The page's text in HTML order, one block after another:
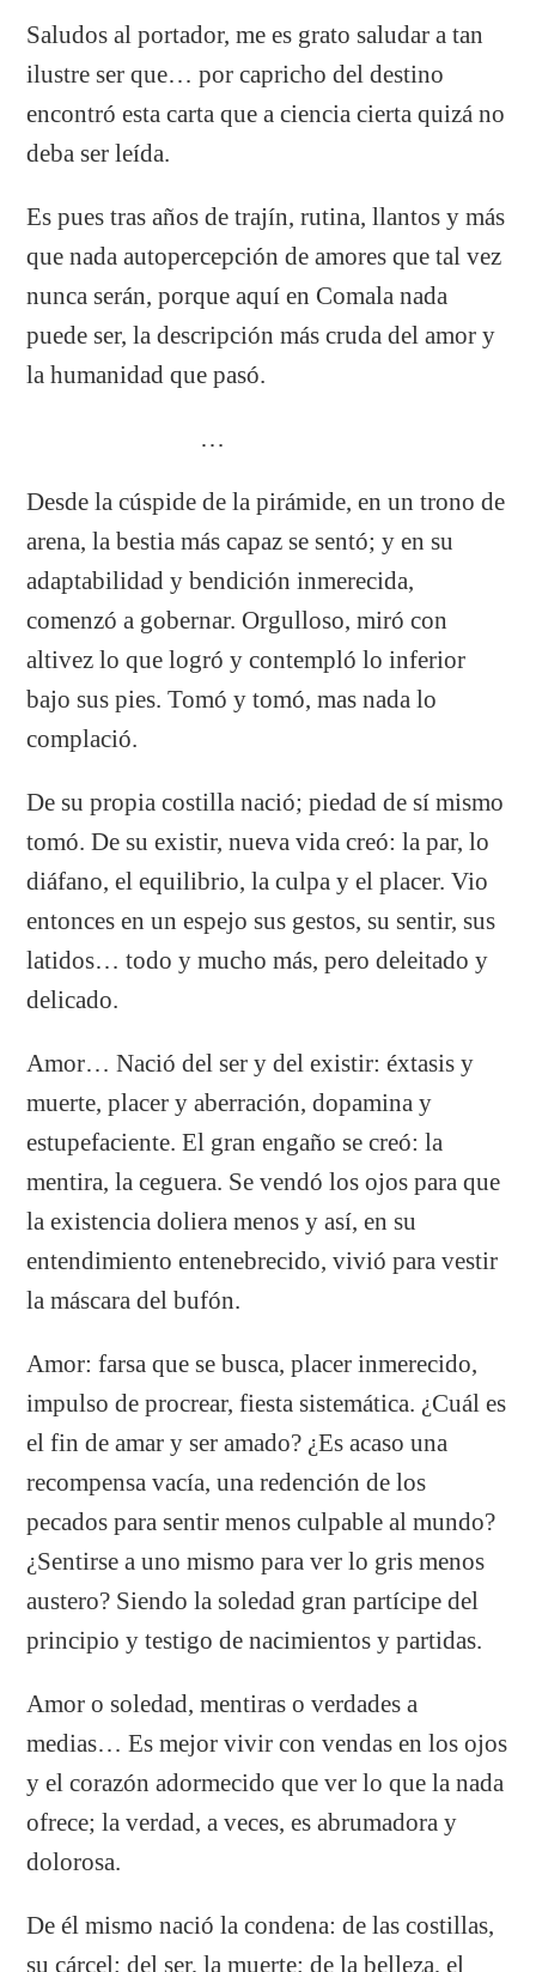
Saludos al portador, me es grato saludar a tan
ilustre ser que… por capricho del destino
encontró esta carta que a ciencia cierta quizá no
deba ser leída.
Es pues tras años de trajín, rutina, llantos y más
que nada autopercepción de amores que tal vez
nunca serán, porque aquí en Comala nada
puede ser, la descripción más cruda del amor y
la humanidad que pasó.
…
Desde la cúspide de la pirámide, en un trono de
arena, la bestia más capaz se sentó; y en su
adaptabilidad y bendición inmerecida,
comenzó a gobernar. Orgulloso, miró con
altivez lo que logró y contempló lo inferior
bajo sus pies. Tomó y tomó, mas nada lo
complació.
De su propia costilla nació; piedad de sí mismo
tomó. De su existir, nueva vida creó: la par, lo
diáfano, el equilibrio, la culpa y el placer. Vio
entonces en un espejo sus gestos, su sentir, sus
latidos… todo y mucho más, pero deleitado y
delicado.
Amor… Nació del ser y del existir: éxtasis y
muerte, placer y aberración, dopamina y
estupefaciente. El gran engaño se creó: la
mentira, la ceguera. Se vendó los ojos para que
la existencia doliera menos y así, en su
entendimiento entenebrecido, vivió para vestir
la máscara del bufón.
Amor: farsa que se busca, placer inmerecido,
impulso de procrear, fiesta sistemática. ¿Cuál es
el fin de amar y ser amado? ¿Es acaso una
recompensa vacía, una redención de los
pecados para sentir menos culpable al mundo?
¿Sentirse a uno mismo para ver lo gris menos
austero? Siendo la soledad gran partícipe del
principio y testigo de nacimientos y partidas.
Amor o soledad, mentiras o verdades a
medias… Es mejor vivir con vendas en los ojos
y el corazón adormecido que ver lo que la nada
ofrece; la verdad, a veces, es abrumadora y
dolorosa.
De él mismo nació la condena: de las costillas,
su cárcel; del ser, la muerte; de la belleza, el